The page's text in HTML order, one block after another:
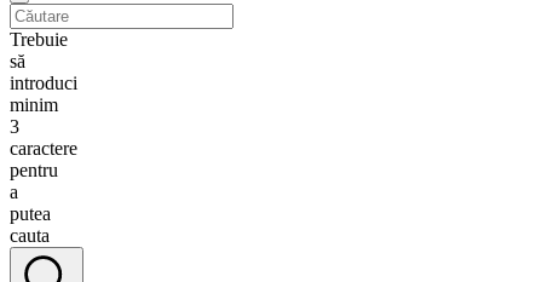
Trebuie
să
introduci
minim
3
caractere
pentru
a
putea
cauta